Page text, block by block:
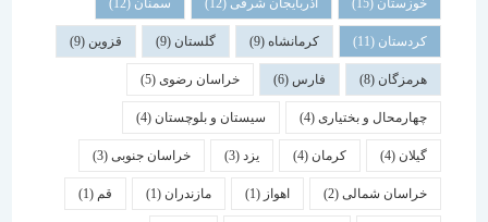
خوزستان(15) آذربایجان شرقی(12) سمنان (12)
کردستان(11) کرمانشاه(9) گلستان (9) قزوین
هرمزگان(8) فارس خراسان رضوی(5)
چهارمحال و بختیاری (4) سیستان و بلوچستان(4)
کرمان یزد خراسان جنوبی(3)
خراسان شمالی(2) اهواز مازندران(1) قم